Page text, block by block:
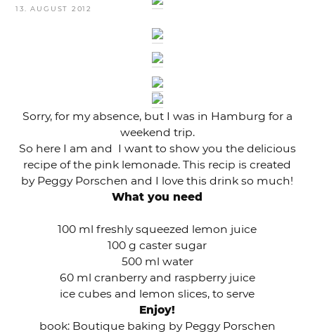
VERÖFFENTLICHT
13. AUGUST 2012
Sorry, for my absence, but I was in Hamburg for a
weekend trip.
So here I am and I want to show you the delicious
recipe of the pink lemonade. This recip is created
by Peggy Porschen and I love this drink so much!
What you need
100 ml freshly squeezed lemon juice
100 g caster sugar
500 ml water
60 ml cranberry and raspberry juice
ice cubes and lemon slices, to serve
Enjoy!
book: Boutique baking by Peggy Porschen